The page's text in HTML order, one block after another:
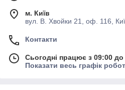
м. Київ
вул. В. Хвойки 21, оф. 116,
Контакти
Сьогодні працює з 09:00 до
Показати весь графік